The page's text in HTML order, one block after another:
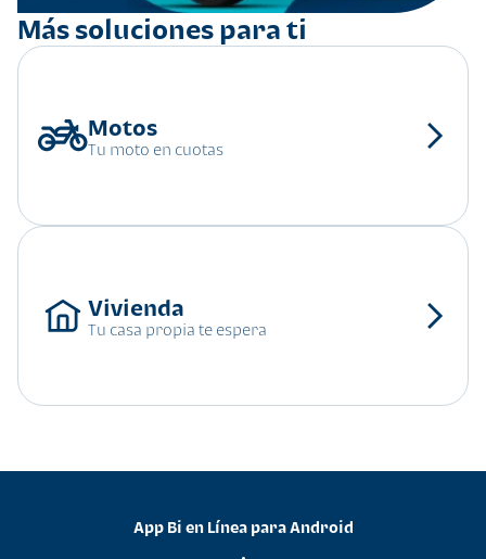
Más soluciones para ti
Tu moto en cuotas
Tu casa propia te espera
App Bi en Línea para Android